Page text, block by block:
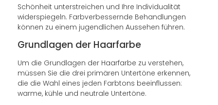
Schönheit unterstreichen und Ihre Individualität
widerspiegeln. Farbverbessernde Behandlungen
können zu einem jugendlichen Aussehen führen.
Grundlagen der Haarfarbe
Um die Grundlagen der Haarfarbe zu verstehen,
müssen Sie die drei primären Untertöne erkennen,
die die Wahl eines jeden Farbtons beeinflussen:
warme, kühle und neutrale Untertöne.